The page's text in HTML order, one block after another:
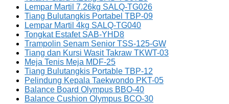
Lempar Martil 7.26kg SALQ-TG026
Tiang Bulutangkis Portabel TBP-09
Lempar Martil 4kg SALQ-TG040
Tongkat Estafet SAB-YHD8
Trampolin Senam Senior TSS-125-GW
Tiang dan Kursi Wasit Takraw TKWT-03
Meja Tenis Meja MDF-25
Tiang Bulutangkis Portable TBP-12
Pelindung Kepala Taekwondo PKT-05
Balance Board Olympus BBO-40
Balance Cushion Olympus BCO-30